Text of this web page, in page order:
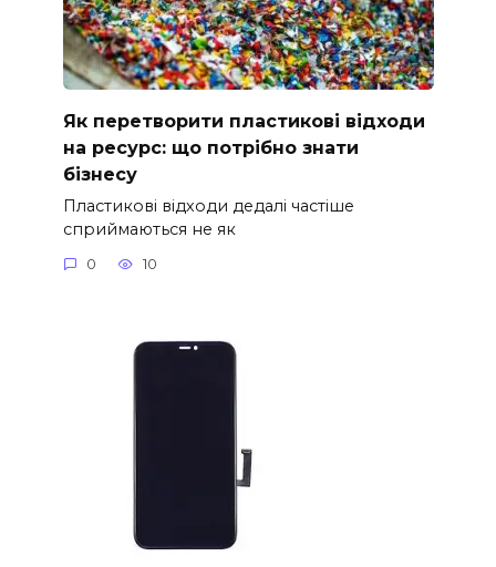
Як перетворити пластикові відходи
на ресурс: що потрібно знати
бізнесу
Пластикові відходи дедалі частіше
сприймаються не як
0 10